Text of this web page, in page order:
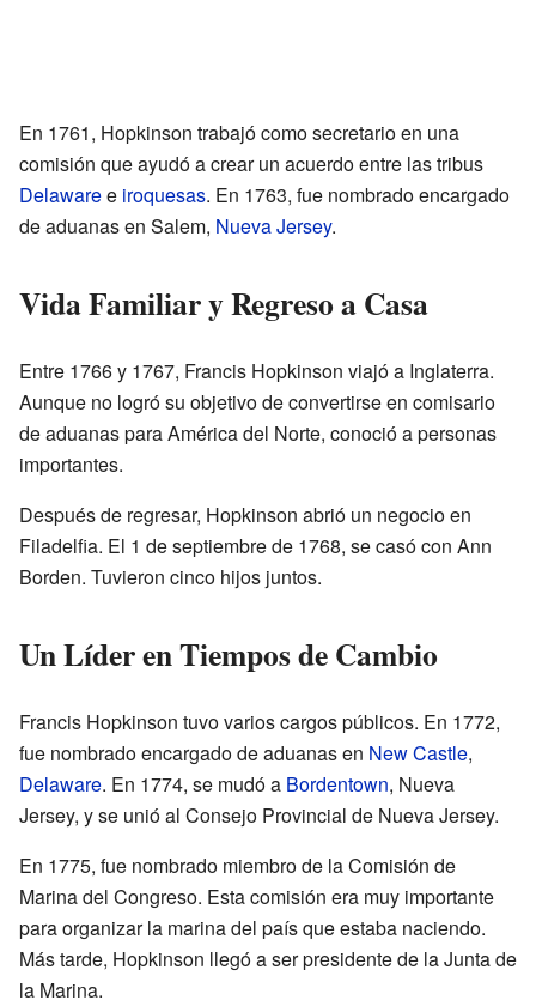
En 1761, Hopkinson trabajó como secretario en una
comisión que ayudó a crear un acuerdo entre las tribus
Delawaree iroquesas. En 1763, fue nombrado encargado
de aduanas en Salem, Nueva Jersey.
Vida Familiar y Regreso a Casa
Entre 1766 y 1767, Francis Hopkinson viajó a Inglaterra.
Aunque no logró su objetivo de convertirse en comisario
de aduanas para América del Norte, conoció a personas
importantes.
Después de regresar, Hopkinson abrió un negocio en
Filadelfia. El 1 de septiembre de 1768, se casó con Ann
Borden. Tuvieron cinco hijos juntos.
Un Líder en Tiempos de Cambio
Francis Hopkinson tuvo varios cargos públicos. En 1772,
fue nombrado encargado de aduanas en New Castle,
Delaware. En 1774, se mudó a Bordentown, Nueva
Jersey, y se unió al Consejo Provincial de Nueva Jersey.
En 1775, fue nombrado miembro de la Comisión de
Marina del Congreso. Esta comisión era muy importante
para organizar la marina del país que estaba naciendo.
Más tarde, Hopkinson llegó a ser presidente de la Junta de
la Marina.